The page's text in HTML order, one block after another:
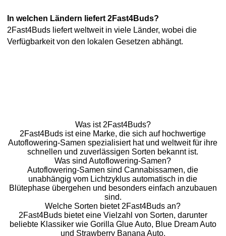
In welchen Ländern liefert 2Fast4Buds?
2Fast4Buds liefert weltweit in viele Länder, wobei die
Verfügbarkeit von den lokalen Gesetzen abhängt.
Was ist 2Fast4Buds?
2Fast4Buds ist eine Marke, die sich auf hochwertige
Autoflowering-Samen spezialisiert hat und weltweit für ihre
schnellen und zuverlässigen Sorten bekannt ist.
Was sind Autoflowering-Samen?
Autoflowering-Samen sind Cannabissamen, die
unabhängig vom Lichtzyklus automatisch in die
Blütephase übergehen und besonders einfach anzubauen
sind.
Welche Sorten bietet 2Fast4Buds an?
2Fast4Buds bietet eine Vielzahl von Sorten, darunter
beliebte Klassiker wie Gorilla Glue Auto, Blue Dream Auto
und Strawberry Banana Auto.